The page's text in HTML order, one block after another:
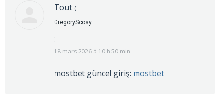
Tout (
GregoryScosy
)
18 mars 2026 à 10 h 50 min
mostbet güncel giriş: mostbet